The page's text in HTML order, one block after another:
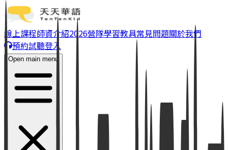
線上課程師資介紹2026營隊學習教具常見問題關於我們
預約試聽登入
Open main menu